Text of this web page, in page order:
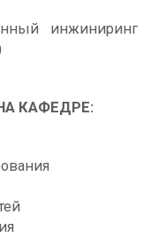
инжиниринг
КАФЕДРЕ: